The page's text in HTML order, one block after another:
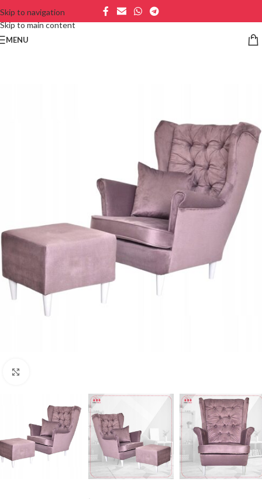
Skip to navigation
Skip to main content
MENU